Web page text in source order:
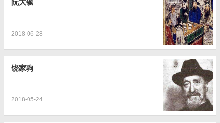
阮大铖
2018-06-28
饶家驹
2018-05-24